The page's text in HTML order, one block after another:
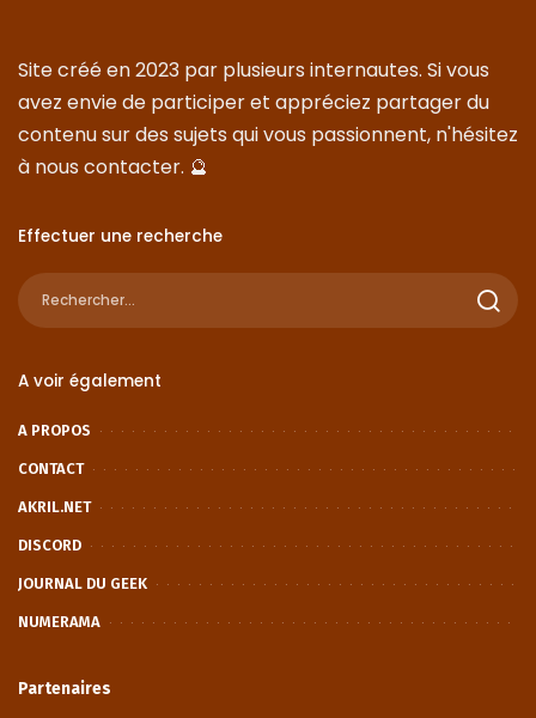
Site créé en 2023 par plusieurs internautes. Si vous
avez envie de participer et appréciez partager du
contenu sur des sujets qui vous passionnent, n'hésitez
à nouscontacter. 🔮
Effectuer une recherche
A voir également
A PROPOS
CONTACT
AKRIL.NET
DISCORD
JOURNAL DU GEEK
NUMERAMA
Partenaires